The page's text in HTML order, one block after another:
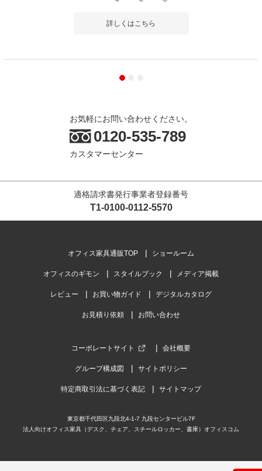
詳しくはこちら
お気軽にお問い合わせください。
0120-535-789
カスタマーセンター
適格請求書発行事業者登録番号
T1-0100-0112-5570
オフィス家具通販TOP ショールーム
オフィスのギモン スタイルブック メディア掲載
レビュー お買い物ガイド デジタルカタログ
お見積り依頼 お問い合わせ
コーポレートサイト 会社概要
グループ構成図 サイトポリシー
特定商取引法に基づく表記 サイトマップ
東京都千代田区九段北4-1-7 九段センタービル7F
法人向けオフィス家具（デスク、チェア、スチールロッカー、書庫）オフィスコム